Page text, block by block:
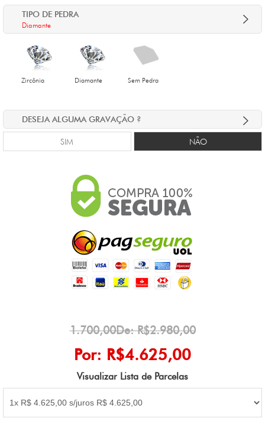
TIPO DE PEDRA
Diamante
Zircônia Diamante Sem Pedra
DESEJA ALGUMA GRAVAÇÃO ?
SIM NÃO
1.700,00De: R$2.980,00
Por: R$4.625,00
Visualizar Lista de Parcelas